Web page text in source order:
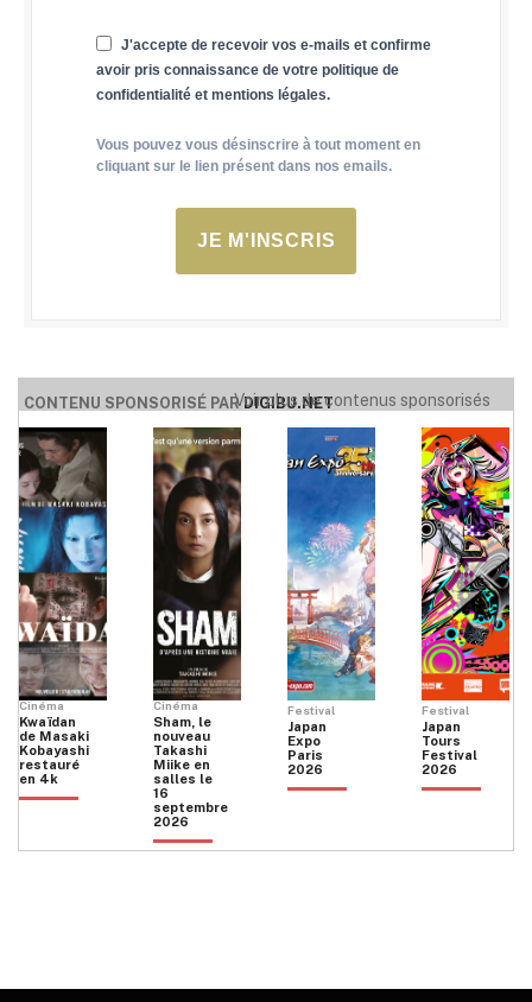
J'accepte de recevoir vos e-mails et confirme
avoir pris connaissance de votre politique de
confidentialité et mentions légales.
Vous pouvez vous désinscrire à tout moment en
cliquant sur le lien présent dans nos emails.
JE M'INSCRIS
CONTENU SPONSORISÉ PARDIGIBU.NET
Voir plus de contenus sponsorisés
Cinéma
Kwaïdan
de Masaki
Kobayashi
restauré
en 4k
Cinéma
Sham, le
nouveau
Takashi
Miike en
salles le
16
septembre
2026
Festival
Japan
Expo
Paris
2026
Festival
Japan
Tours
Festival
2026